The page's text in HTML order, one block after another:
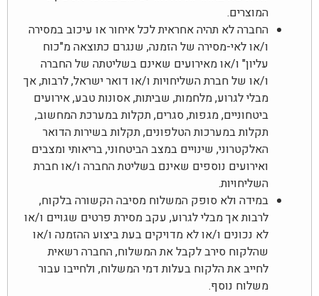
המוצרים.
החברה לא תהיה אחראית לכל איחור או עיכוב במסירה
ו/או לאי-מסירה של הזמנה, שנגרם כתוצאה מ"כוח
עליון" ו/או מאירועים שאינם בשליטתה של החברה
ו/או של חברת השליחויות ו/או דואר ישראל, לרבות, אך
מבלי לגרוע, מלחמות, שביתות, אסונות טבע, אירועים
ביטחוניים, מגפות, סגרים, תקלות במערכת המחשוב,
תקלות במערכות הטלפונים, תקלות בשירות הדואר
האלקטרוני, שינויים במצב הביטחוני, בריאותי ומצבים
ואירועים נוספים שאינם בשליטת החברה ו/או חברת
השליחויות.
במידה ולא סופק המשלוח מסיבה הקשורה בלקוח,
לרבות אך מבלי לגרוע, עקב מסירת פרטים שגויים ו/או
לא נכונים ו/או לא מדויקים בעת ביצוע ההזמנה ו/או
שהלקוח סירב לקבל את המשלוח, החברה רשאית
לחייב את הלקוח בעלות דמי המשלוח, ולחייבו עבור
משלוח נוסף.